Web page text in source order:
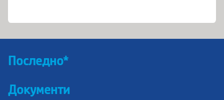
Последно*
Документи